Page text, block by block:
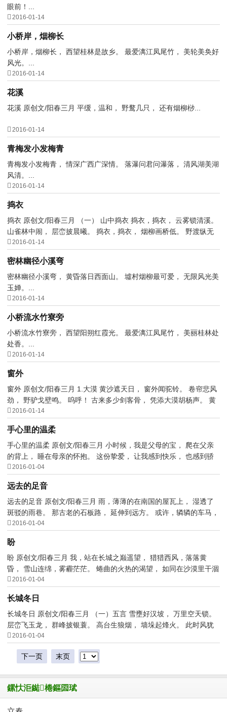
眼前！...
 2016-01-14
小桥岸，烟柳长
小桥岸，烟柳长， 西望桂林是故乡。 最爱漓江凤尾竹， 美轮美奂好
风光。...
 2016-01-14
花溪
花溪 原创文/阳春三月 平缓，温和， 野鹜几只， 还有烟柳桫...
 2016-01-14
青梅发小发梅青
青梅发小发梅青， 情深广西广深情。 落瀑问君问瀑落， 清风湖美湖
风清。...
 2016-01-14
捣衣
捣衣 原创文/阳春三月 （一） 山中捣衣 捣衣，捣衣， 云雾锁清溪。
山雀林中闹， 层峦披晨曦。 捣衣，捣衣， 烟柳画桥低。 野渡纵无
人， 扁舟横曲溪...
 2016-01-14
密林幽径小溪弯
密林幽径小溪弯， 黄昏落日西面山。 墟村烟柳最可爱， 无限风光美
玉婵。...
 2016-01-14
小桥流水竹寮旁
小桥流水竹寮旁， 西望阳朔红霞光。 最爱漓江凤尾竹， 美丽桂林处
处香。...
 2016-01-14
窗外
窗外 原创文/阳春三月 1.大漠 黄沙遮天日， 窗外闻驼铃。 卷帘悲风
劲， 野驴戈壁鸣。 呜呼！ 古来多少剑客骨， 凭添大漠胡杨声。 黄
昏仄仄人马疲， ...
 2016-01-14
手心里的温柔
手心里的温柔 原创文/阳春三月 小时候，我是父母的宝， 爬在父亲
的背上， 睡在母亲的怀抱。 这份挚爱， 让我感到快乐， 也感到骄
傲。 长大啊，孩子...
 2016-01-04
远去的足音
远去的足音 原创文/阳春三月 雨，薄薄的在南国的屋瓦上， 湿透了
斑驳的雨巷。 那古老的石板路， 延伸到远方。 或许，辚辚的车马，
载着硝烟碾过这空...
 2016-01-04
盼
盼 原创文/阳春三月 我，站在长城之巅遥望， 猎猎西风，落落黄
昏， 雪山连绵，雾霾茫茫。 蜷曲的火热的渴望， 如同在沙漠里干涸
的湖荡。 湮埋的火种...
 2016-01-04
长城冬日
长城冬日 原创文/阳春三月 （一）五言 雪壅好汉坡， 万里空天锁。
层峦飞玉龙， 群峰披银蓑。 高台生狼烟， 墙垛起烽火。 此时风犹
劲， 登之感叹多...
 2016-01-04
下一页 末页
鏍忕洰鐑棬鏂囩珷